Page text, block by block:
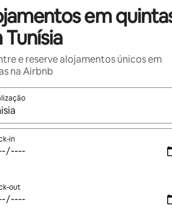
em
Tunísia
e reserve alojamentos únicos em
na Airbnb
os resultados estiverem disponíveis,
in
out